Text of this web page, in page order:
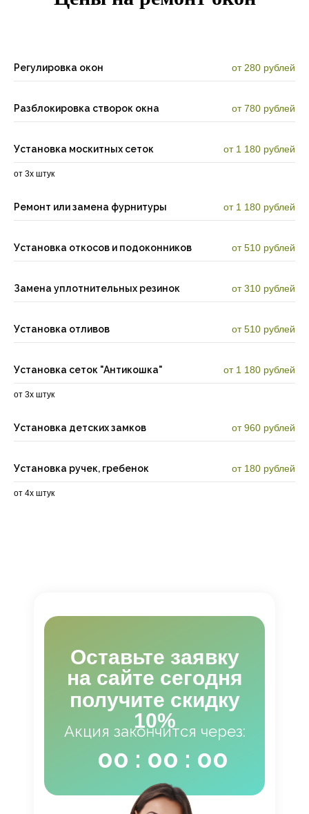
Регулировка окон от 280 рублей
Разблокировка створок окна от 780 рублей
Установка москитных сеток от 1 180 рублей
от 3х штук
Ремонт или замена фурнитуры от 1 180 рублей
Установка откосов и подоконников от 510 рублей
Замена уплотнительных резинок от 310 рублей
Установка отливов от 510 рублей
Установка сеток "Антикошка" от 1 180 рублей
от 3х штук
Установка детских замков от 960 рублей
Установка ручек, гребенок от 180 рублей
от 4х штук
Оставьте заявку
на сайте сегодня
получите скидку
10%
Акция закончится через:
00 : 00 : 00